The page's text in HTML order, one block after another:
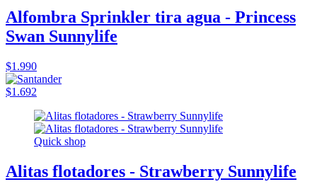
Alfombra Sprinkler tira agua - Princess
Swan Sunnylife
$1.990
$1.692
Quick shop
Alitas flotadores - Strawberry Sunnylife